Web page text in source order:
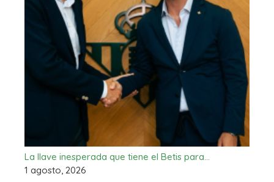
La llave inesperada que tiene el Betis para…
1 agosto, 2026